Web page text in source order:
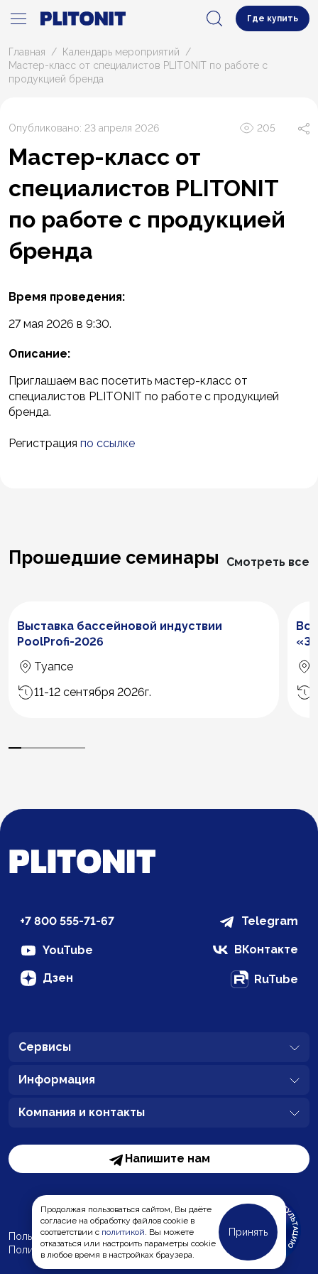
Где купить
Главная
Календарь мероприятий
Мастер-класс от специалистов PLITONIT по работе с
продукцией бренда
Опубликовано: 23 апреля 2026 205
Мастер-класс от
специалистов PLITONIT
по работе с продукцией
бренда
Время проведения:
27 мая 2026 в 9:30.
Описание:
Приглашаем вас посетить мастер-класс от
специалистов PLITONIT по работе с продукцией
бренда.
Регистрация по ссылке
Прошедшие семинары Смотреть все
Выставка бассейновой индуствии
PoolProfi-2026
Туапсе
11-12 сентября 2026г.
Продолжая пользоваться сайтом, Вы даёте
согласие на обработку файлов cookie в
соответствии с политикой. Вы можете
отказаться или настроить параметры cookie
в любое время в настройках браузера.
Принять
+7 800 555-71-67 Telegram
YouTube ВКонтакте
Дзен RuTube
Сервисы
Информация
Компания и контакты
Напишите нам
Пользовательское соглашение
Политика обработки персональных данных MC-Bauchemie